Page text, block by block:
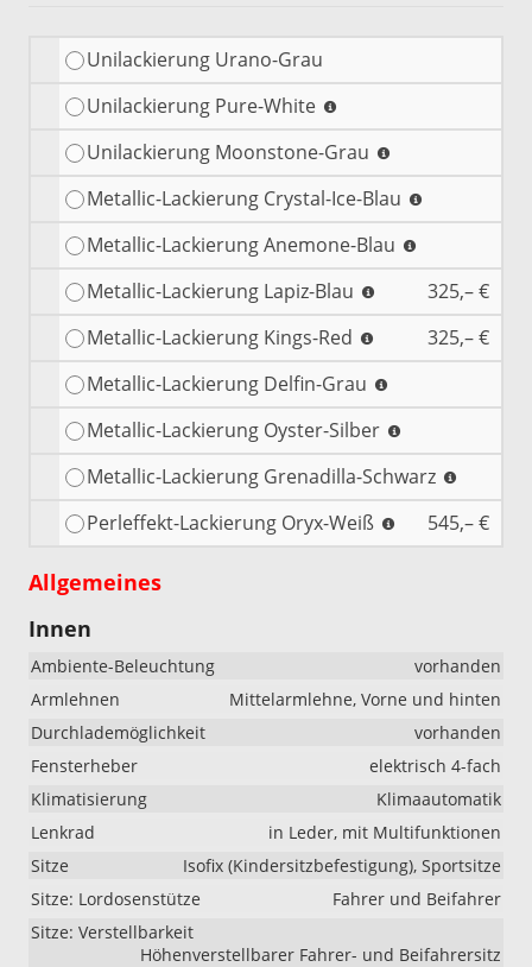
Unilackierung Urano-Grau
Unilackierung Pure-White
Unilackierung Moonstone-Grau
Metallic-Lackierung Crystal-Ice-Blau
Metallic-Lackierung Anemone-Blau
Metallic-Lackierung Lapiz-Blau
325,– €
Metallic-Lackierung Kings-Red
325,– €
Metallic-Lackierung Delfin-Grau
Metallic-Lackierung Oyster-Silber
Metallic-Lackierung Grenadilla-Schwarz
Perleffekt-Lackierung Oryx-Weiß
545,– €
Allgemeines
Innen
Ambiente-Beleuchtung
vorhanden
Armlehnen
Mittelarmlehne, Vorne und hinten
Durchlademöglichkeit
vorhanden
Fensterheber
elektrisch 4-fach
Klimatisierung
Klimaautomatik
Lenkrad
in Leder, mit Multifunktionen
Sitze
Isofix (Kindersitzbefestigung), Sportsitze
Sitze: Lordosenstütze
Fahrer und Beifahrer
Sitze: Verstellbarkeit
Höhenverstellbarer Fahrer- und Beifahrersitz